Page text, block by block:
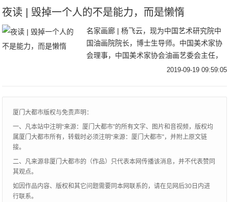
夜读 | 毁掉一个人的不是能力，而是懒惰
名家画廊 | 杨飞云，现为中国艺术研究院中
国油画院院长，博士生导师。中国美术家协
会理事，中国美术家协会油画艺委会主任，
中国油画学会副主席，中央美术学院客座教
2019-09-19 09:59:05
厦门大都市版权与免责声明：
一、凡本站中注明“来源：厦门大都市”的所有文字、图片和音视频，版权均
属厦门大都市所有，转载时必须注明“来源：厦门大都市”，并附上原文链
接。
二、凡来源非厦门大都市的（作品）只代表本网传播该消息，并不代表赞同
其观点。
如因作品内容、版权和其它问题需要同本网联系的，请在见网后30日内进
行联系。